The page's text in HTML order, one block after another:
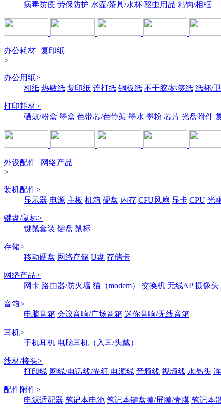
病毒防疫 劳保防护 水壶/茶具/水杯 驱虫用品 粘钩/相框
办公耗材 | 复印纸
>
办公用纸>
相纸 热敏纸 复印纸 连打纸 铜板纸 不干胶/标签纸 纸杯/
打印耗材>
硒鼓/粉盒 墨盒 色带芯/色带架 墨水 墨粉 芯片 光盘附件
外设配件 | 网络产品
>
装机配件>
显示器 电源 主板 机箱 硬盘 内存 CPU风扇 显卡 CPU 光
键盘/鼠标>
键鼠套装 键盘 鼠标
存储>
移动硬盘 网络存储 U盘 存储卡
网络产品>
网卡 路由器/防火墙 猫（modem） 交换机 无线AP 摄像头
音箱>
电脑音箱 会议音响/广场音箱 迷你音响/无线音箱
耳机>
手机耳机 电脑耳机（入耳/头戴）
线材/接头>
打印线 网线/电话线/光纤 电源线 音频线 视频线 水晶头
配件附件>
电源适配器 笔记本电池 笔记本键盘膜/屏膜/壳膜 笔记本